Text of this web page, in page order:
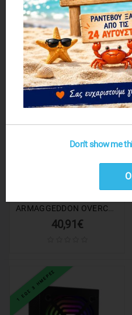
Τροφοδοτικό LOOPHOLE 600Watt Πορτοκαλί Fan
29,57€
1 ΕΩΣ 3 ΗΜΕΡΕΣ
40,91€
1 ΕΩΣ 3 ΗΜΕΡΕΣ
Don't show me